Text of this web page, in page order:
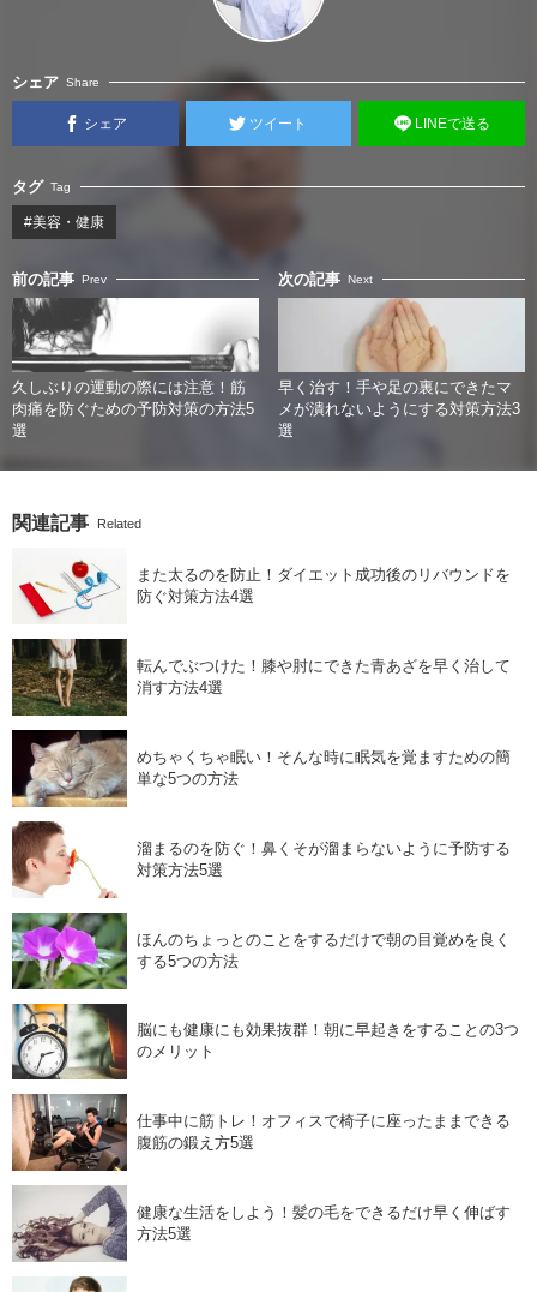
シェア Share
シェア ツイート LINEで送る
タグ Tag
#美容・健康
前の記事 Prev
久しぶりの運動の際には注意！筋
肉痛を防ぐための予防対策の方法5
選
次の記事 Next
早く治す！手や足の裏にできたマ
メが潰れないようにする対策方法3
選
関連記事 Related
また太るのを防止！ダイエット成功後のリバウンドを
防ぐ対策方法4選
転んでぶつけた！膝や肘にできた青あざを早く治して
消す方法4選
めちゃくちゃ眠い！そんな時に眠気を覚ますための簡
単な5つの方法
溜まるのを防ぐ！鼻くそが溜まらないように予防する
対策方法5選
ほんのちょっとのことをするだけで朝の目覚めを良く
する5つの方法
脳にも健康にも効果抜群！朝に早起きをすることの3つ
のメリット
仕事中に筋トレ！オフィスで椅子に座ったままできる
腹筋の鍛え方5選
健康な生活をしよう！髪の毛をできるだけ早く伸ばす
方法5選